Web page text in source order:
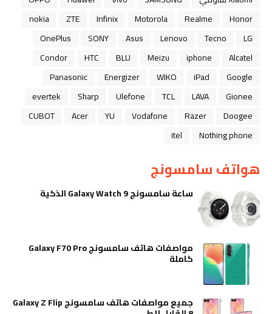
Honor
Realme
Motorola
Infinix
ZTE
nokia
LG
Tecno
Lenovo
Asus
SONY
OnePlus
Alcatel
iphone
Meizu
BLU
HTC
Condor
Google
iPad
WIKO
Energizer
Panasonic
Gionee
LAVA
TCL
Ulefone
Sharp
evertek
Doogee
Razer
Vodafone
YU
Acer
CUBOT
Nothing phone
itel
هواتف سامسونج
ساعة سامسونج Galaxy Watch 9 الذكية
مواصفات هاتف سامسونج Galaxy F70 Pro
كاملة
جميع مواصفات هاتف سامسونج Galaxy Z Flip